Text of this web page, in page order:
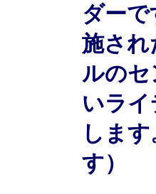
ダー
施され
ルのセ
いラ
しま
す）